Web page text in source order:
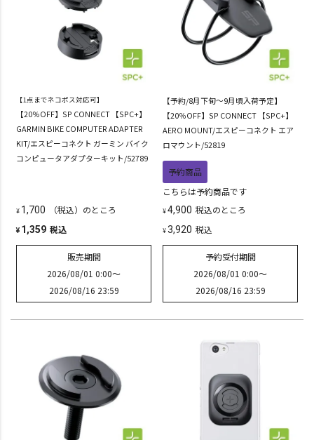
【1点までネコポス対応可】
【20％OFF】SP CONNECT 【SPC+】
GARMIN BIKE COMPUTER ADAPTER
KIT/エスピーコネクト ガーミン バイク
コンピュータアダプターキット/52789
¥ 1,700 （税込）のところ
¥ 1,359 税込
販売期間
2026/08/01 0:00〜
2026/08/16 23:59
【予約/8月下旬～9月頃入荷予定】
【20％OFF】SP CONNECT 【SPC+】
AERO MOUNT/エスピーコネクト エア
ロマウント/52819
予約商品
こちらは予約商品です
¥4,900 税込のところ
¥3,920 税込
予約受付期間
2026/08/01 0:00〜
2026/08/16 23:59